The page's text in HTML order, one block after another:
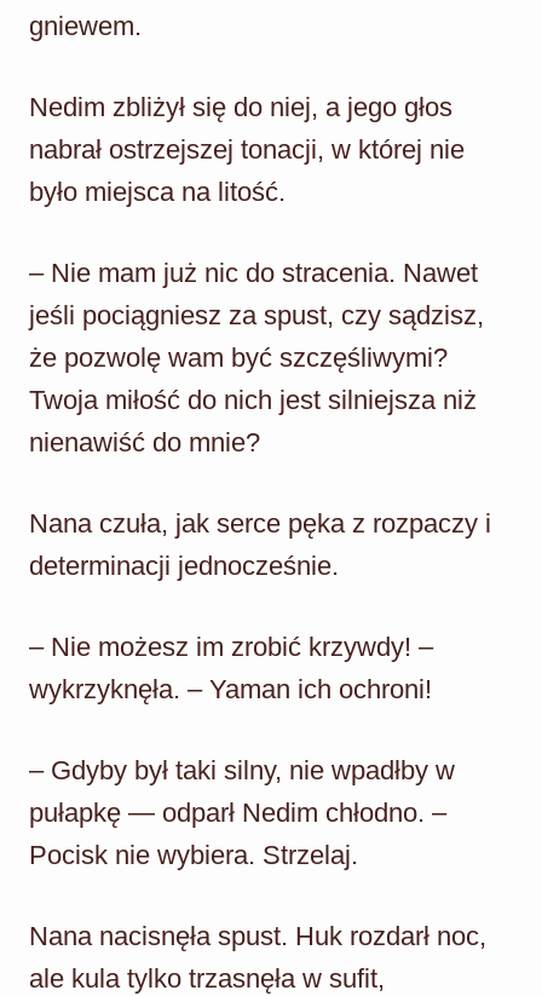
gniewem.
Nedim zbliżył się do niej, a jego głos
nabrał ostrzejszej tonacji, w której nie
było miejsca na litość.
– Nie mam już nic do stracenia. Nawet
jeśli pociągniesz za spust, czy sądzisz,
że pozwolę wam być szczęśliwymi?
Twoja miłość do nich jest silniejsza niż
nienawiść do mnie?
Nana czuła, jak serce pęka z rozpaczy i
determinacji jednocześnie.
– Nie możesz im zrobić krzywdy! –
wykrzyknęła. – Yaman ich ochroni!
– Gdyby był taki silny, nie wpadłby w
pułapkę — odparł Nedim chłodno. –
Pocisk nie wybiera. Strzelaj.
Nana nacisnęła spust. Huk rozdarł noc,
ale kula tylko trzasnęła w sufit,